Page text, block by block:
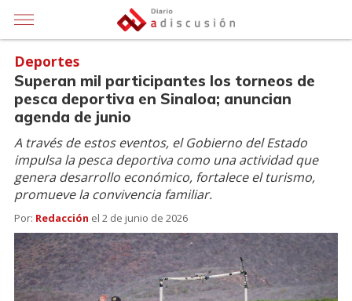
Deportes
Superan mil participantes los torneos de
pesca deportiva en Sinaloa; anuncian
agenda de junio
A través de estos eventos, el Gobierno del Estado
impulsa la pesca deportiva como una actividad que
genera desarrollo económico, fortalece el turismo,
promueve la convivencia familiar.
Por: Redacción el 2 de junio de 2026